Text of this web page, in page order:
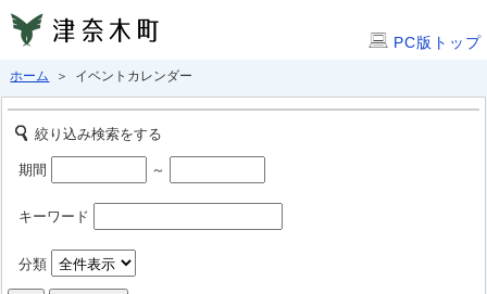
PC版トップ
ホーム ＞ イベントカレンダー
絞り込み検索をする
期間 ～
キーワード
分類